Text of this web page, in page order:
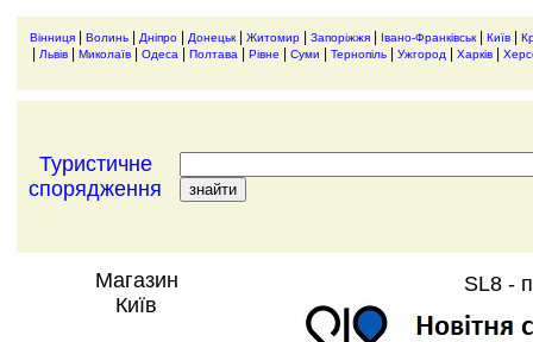
Вінниця Волинь Дніпро Донецьк| Житомир Запоріжжя Івано-Франківськ| Київ
Львів Миколаїв Одеса Полтава Рівне Суми Тернопіль Ужгород Харків
Туристичне
спорядження
Магазин
Київ
SL8 -